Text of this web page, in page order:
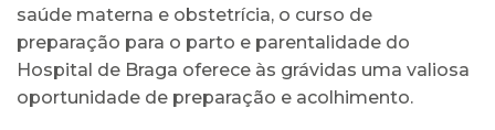
saúde materna e obstetrícia, o curso de
preparação para o parto e parentalidade do
Hospital de Braga oferece às grávidas uma valiosa
oportunidade de preparação e acolhimento.